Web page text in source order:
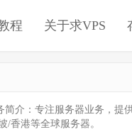
程 关于求VPS
简介：专注服务器业务，提
/香港等全球服务器。